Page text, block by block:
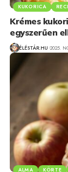
KUKORICA
Krémes
egyszerűen
ÉLÉSTÁR.HU 2025.
ALMA KÖRTE